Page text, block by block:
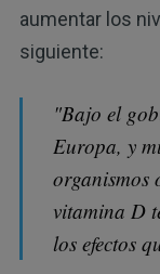
aumentar los
siguiente:
"Bajo el
Europa, y
organismos
vitamina D
los efectos